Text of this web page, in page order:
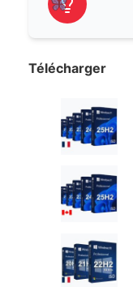
Télécharger